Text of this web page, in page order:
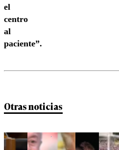
el
centro
al
paciente”.
Otras noticias